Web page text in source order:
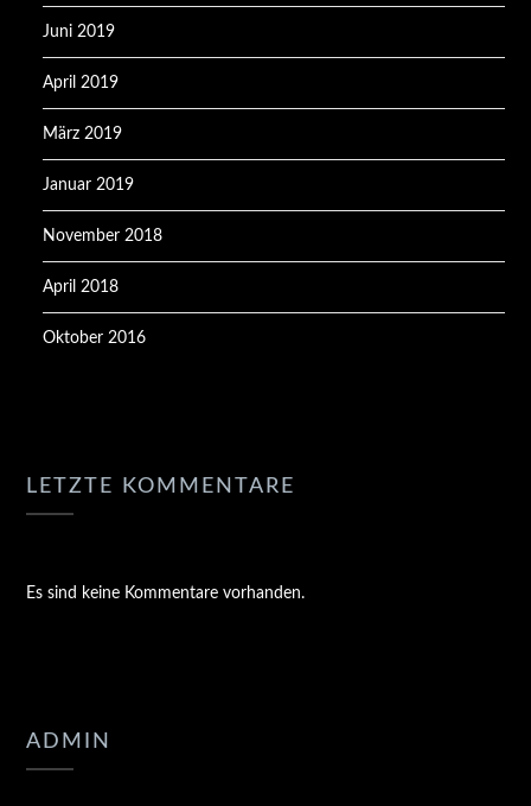
Juni 2019
April 2019
März 2019
Januar 2019
November 2018
April 2018
Oktober 2016
LETZTE KOMMENTARE
Es sind keine Kommentare vorhanden.
ADMIN